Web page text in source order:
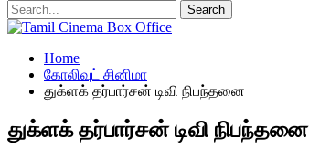
Home
கோலிவுட் சினிமா
துக்ளக் தர்பார்சன் டிவி நிபந்தனை
துக்ளக் தர்பார்சன் டிவி நிபந்தனை